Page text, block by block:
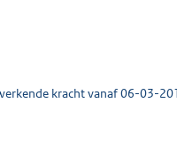
kracht vanaf 06-03-